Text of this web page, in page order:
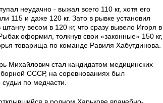
неудачно - выжал всего 110 кг, хотя его
115 и даже 120 кг. Зато в рывке установил
весом в 120 кг, что сразу вывело Игоря в
оформил, толкнув свои «законные» 150 кг,
товарища по команде Равиля Хабутдинова.
Михайлович стал кандидатом медицинских
СССР, на соревнованиях был
по медчасти.